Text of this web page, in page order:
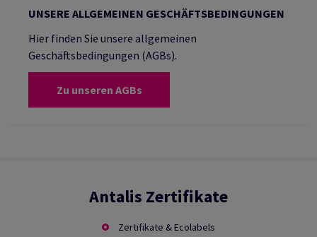
UNSERE ALLGEMEINEN GESCHÄFTSBEDINGUNGEN
Hier finden Sie unsere allgemeinen
Geschäftsbedingungen (AGBs).
Zu unseren AGBs
Antalis Zertifikate
Zertifikate & Ecolabels